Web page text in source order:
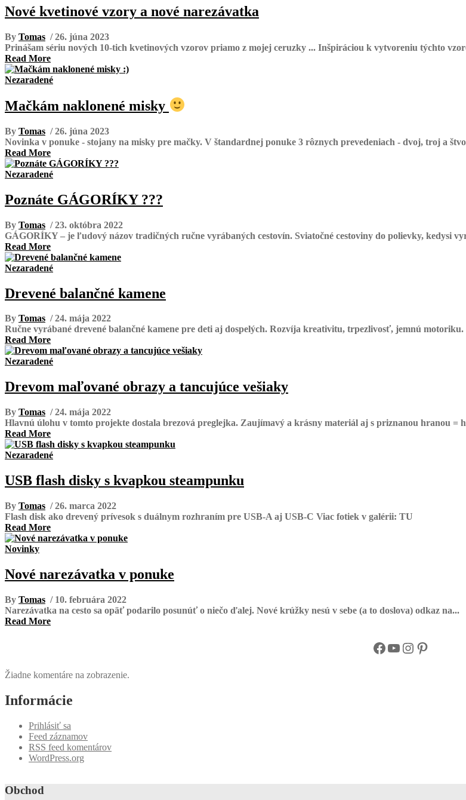
Nové kvetinové vzory a nové narezávatka
By Tomas / 26. júna 2023
Prinášam sériu nových 10-tich kvetinových vzorov priamo z mojej ceruzky ... Inšpiráciou k vytvoreniu týchto
Read More
Nezaradené
Mačkám naklonené misky
By Tomas / 26. júna 2023
Novinka v ponuke - stojany na misky pre mačky. V štandardnej ponuke 3 rôznych prevedeniach - dvoj, troj a
Read More
Nezaradené
Poznáte GÁGORÍKY ???
By Tomas / 23. októbra 2022
GÁGORÍKY – je ľudový názov tradičných ručne vyrábaných cestovín. Sviatočné cestoviny do polievky, kedysi
Read More
Nezaradené
Drevené balančné kamene
By Tomas / 24. mája 2022
Ručne vyrábané drevené balančné kamene pre deti aj dospelých. Rozvíja kreativitu, trpezlivosť, jemnú
Read More
Nezaradené
Drevom maľované obrazy a tancujúce vešiaky
By Tomas / 24. mája 2022
Hlavnú úlohu v tomto projekte dostala brezová preglejka. Zaujímavý a krásny materiál aj s priznanou hranou =
Read More
Nezaradené
USB flash disky s kvapkou steampunku
By Tomas / 26. marca 2022
Flash disk ako drevený prívesok s duálnym rozhraním pre USB-A aj USB-C Viac fotiek v galérii: TU
Read More
Novinky
Nové narezávatka v ponuke
By Tomas / 10. februára 2022
Narezávatka na cesto sa opäť podarilo posunúť o niečo ďalej. Nové krúžky nesú v sebe (a to doslova) odkaz na...
Read More
Facebook
YouTube
Instagram
Pinterest
Žiadne komentáre na zobrazenie.
Informácie
Prihlásiť sa
Feed záznamov
RSS feed komentárov
WordPress.org
Obchod